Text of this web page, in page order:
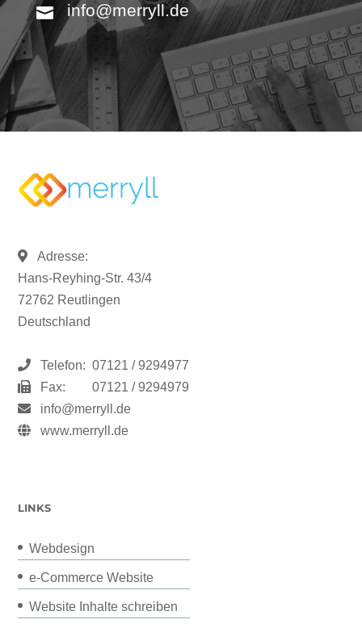
info@merryll.de
Adresse:
Hans-Reyhing-Str. 43/4
72762 Reutlingen
Deutschland
Telefon: 07121 / 9294977
Fax:
07121 / 9294979
info@merryll.de
www.merryll.de
LINKS
Webdesign
e-Commerce Website
Website Inhalte schreiben